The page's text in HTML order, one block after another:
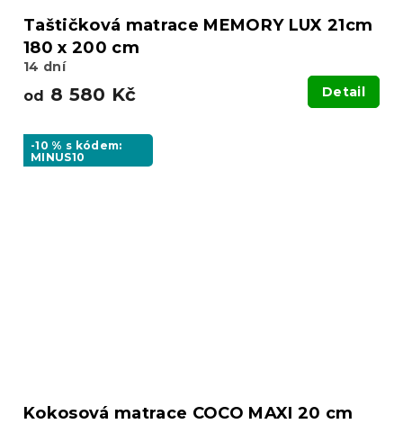
Taštičková matrace MEMORY LUX 21cm
180 x 200 cm
14 dní
od 8 580 Kč Detail
-10 % s kódem:
MINUS10
Kokosová matrace COCO MAXI 20 cm